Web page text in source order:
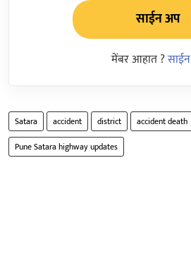
साईन अप
मेंबर आहात ?
Satara accident district accident death
Pune Satara highway updates